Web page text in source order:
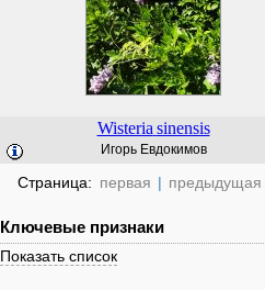
Wisteria sinensis
Игорь Евдокимов
Страница: первая | предыдущая
Ключевые признаки
Показать список